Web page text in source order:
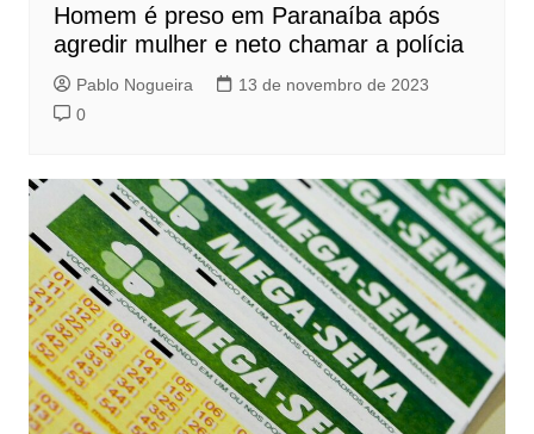
Homem é preso em Paranaíba após
agredir mulher e neto chamar a polícia
Pablo Nogueira
13 de novembro de 2023
0